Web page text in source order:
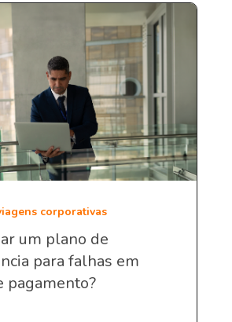
corporativas
um plano de
para falhas em
pagamento?